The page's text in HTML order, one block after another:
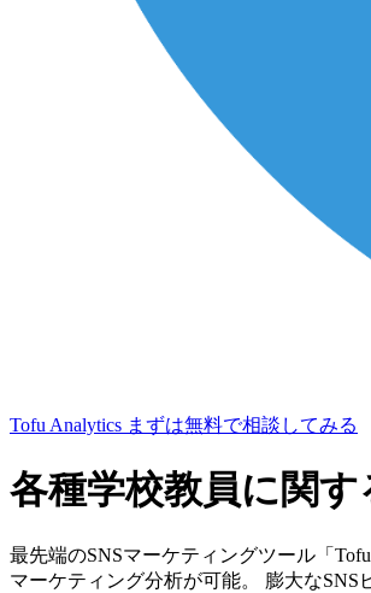
Tofu Analytics まずは無料で相談してみる
各種学校教員に関
最先端のSNSマーケティングツール「
マーケティング分析が可能。 膨大な